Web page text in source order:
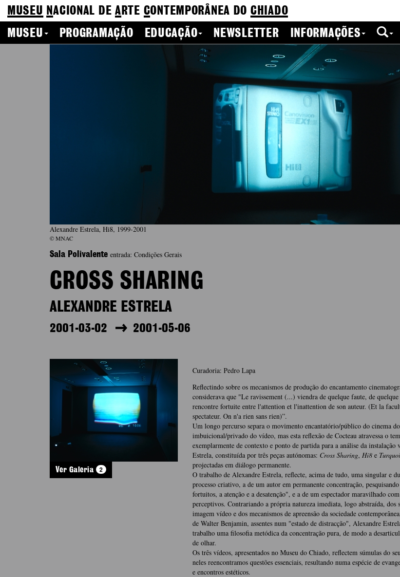
MUSEU NACIONAL DEA RTE CONTEMPORÂNEA DO CHIADO
MUSEU
PROGRAMAÇÃO EDUCAÇÃO NEWSLETTER INFORMAÇÕES
Alexandre Estrela, Hi8, 1999-2001
© MNAC
Sala Polivalente entrada: Condições Gerais
CROSS SHARING
ALEXANDRE ESTRELA
2001-03-02 2001-05-06
Ver Galeria 2
Curadoria: Pedro Lapa
Reflectindo sobre os mecanismos de produção do encantamento
consi­derava que "Le ravissement (...) viendra de quelque faute, de
rencontre for­tuite entre l'attention et l'inattention de son auteur. (Et la
spectateur. On n'a rien sans rien)”.
Um longo percurso separa o movimento encantató­rio/público do cinema
imbuicional/privado do vídeo, mas esta reflexão de Cocteau atravessa o
exemplarmente de contexto e pon­to de partida para a análise da instalação
Estrela, constituída por três peças autóno­mas: Cross Sharing, Hi8e
projectadas em diálogo permanente.
O trabalho de Alexandre Estrela, reflecte, acima de tudo, uma singular e
processo criativo, a de um autor em permanente concentração,
fortuitos, a atenção e a desatenção", e a de um espectador maravilhado
perceptivos. Contrariando a própria na­tureza imediata, logo abstraída, dos
imagem vídeo e dos mecanismos de apre­ensão da sociedade
de Walter Benjamin, assentes num "estado de distracção", Alexandre
trabalho uma filosofia metódica da concentração pu­ra, de modo a
de olhar.
Os três vídeos, apresentados no Museu do Chiado, reflectem súmulas do
neles re­encontramos questões essenciais, resultando numa espécie de
e encontros estéticos.